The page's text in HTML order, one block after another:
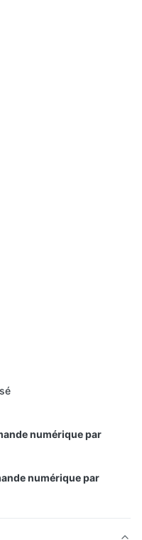
numérique par
numérique par